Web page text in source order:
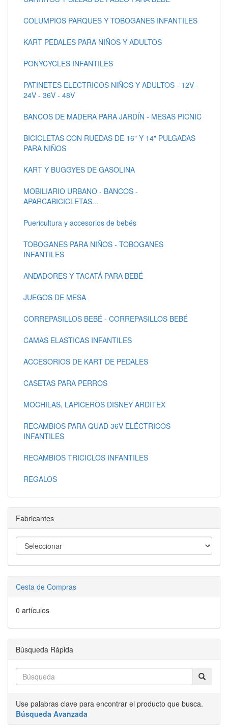
COLUMPIOS PARQUES Y TOBOGANES INFANTILES
KART PEDALES PARA NIÑOS Y ADULTOS
PONYCYCLES INFANTILES
PATINETES ELECTRICOS NIÑOS Y ADULTOS - 12V -
24V - 36V - 48V
BANCOS DE MADERA PARA JARDÍN - MESAS PICNIC
BICICLETAS CON RUEDAS DE 16" Y 14" PULGADAS
PARA NIÑOS
KART Y BUGGYES DE GASOLINA
MOBILIARIO URBANO - BANCOS -
APARCABICICLETAS...
Puericultura y accesorios de bebés
TOBOGANES PARA NIÑOS - TOBOGANES
INFANTILES
ANDADORES Y TACATÁ PARA BEBÉ
JUEGOS DE MESA
CORREPASILLOS BEBÉ - CORREPASILLOS BEBÉ
CAMAS ELASTICAS INFANTILES
ACCESORIOS DE KART DE PEDALES
CASETAS PARA PERROS
MOCHILAS, LAPICEROS DISNEY ARDITEX
RECAMBIOS PARA QUAD 36V ELÉCTRICOS
INFANTILES
RECAMBIOS TRICICLOS INFANTILES
REGALOS
Fabricantes
Cesta de Compras
0 artículos
Búsqueda Rápida
Use palabras clave para encontrar el producto que busca.
Búsqueda Avanzada